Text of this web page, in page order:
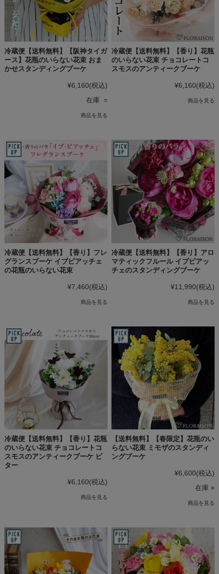
冷蔵便【送料無料】【阪神タイガ
ース】花瓶のいらない花束 おま
かせスタンディングブーケ
¥6,160(税込)
在庫 ○
商品を見る
冷蔵便【送料無料】【香り】花瓶
のいらない花束 チョコレートコ
スモスのアンティークブーケ
¥6,160(税込)
商品を見る
冷蔵便【送料無料】【香り】フレ
グランスブーケ イブピアッチェ
の花瓶のいらない花束
¥7,460(税込)
商品を見る
冷蔵便【送料無料】【香り】アロ
マティックフルール イブピアッ
チェのスタンディングブーケ
¥11,990(税込)
商品を見る
冷蔵便【送料無料】【香り】花瓶
のいらない花束 チョコレートコ
スモスのアンティークブーケ ビ
ター
¥6,160(税込)
商品を見る
【送料無料】【春限定】花瓶のい
らない花束 ミモザのスタンディ
ングブーケ
¥6,600(税込)
在庫 ×
商品を見る